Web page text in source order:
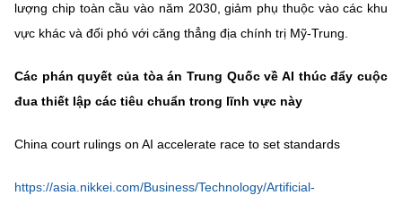
lượng chip toàn cầu vào năm 2030, giảm phụ thuộc vào các khu
vực khác và đối phó với căng thẳng địa chính trị Mỹ-Trung.
Các phán quyết của tòa án Trung Quốc về AI thúc đẩy cuộc
đua thiết lập các tiêu chuẩn trong lĩnh vực này
China court rulings on AI accelerate race to set standards
https://asia.nikkei.com/Business/Technology/Artificial-